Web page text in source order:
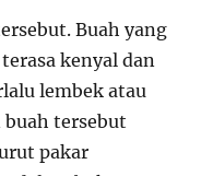
Buah yang
kenyal dan
lembek atau
tersebut
pakar